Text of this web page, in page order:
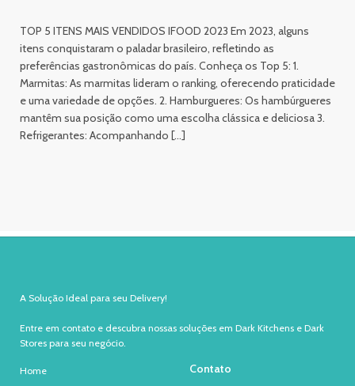
TOP 5 ITENS MAIS VENDIDOS IFOOD 2023 Em 2023, alguns
itens conquistaram o paladar brasileiro, refletindo as
preferências gastronômicas do país. Conheça os Top 5: 1.
Marmitas: As marmitas lideram o ranking, oferecendo praticidade
e uma variedade de opções. 2. Hamburgueres: Os hambúrgueres
mantêm sua posição como uma escolha clássica e deliciosa 3.
Refrigerantes: Acompanhando […]
A Solução Ideal para seu Delivery!
Entre em contato e descubra nossas soluções em Dark Kitchens e Dark
Stores para seu negócio.
Home
Contato